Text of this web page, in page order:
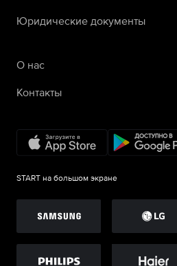
Юридические документы
О нас
Контакты
START на большом экране